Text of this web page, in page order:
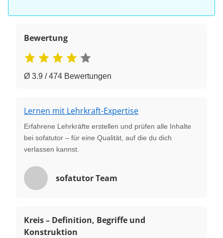
Bewertung
Ø 3.9 / 474 Bewertungen
Lernen mit Lehrkraft-Expertise
Erfahrene Lehrkräfte erstellen und prüfen alle Inhalte
bei sofatutor – für eine Qualität, auf die du dich
verlassen kannst.
sofatutor Team
Kreis – Definition, Begriffe und
Konstruktion